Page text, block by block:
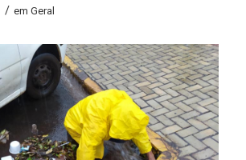
/ em Geral